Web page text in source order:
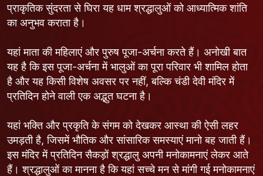
प्राकृतिक सुंदरता से घिरा यह धाम श्रद्धालुओं को आध्यात्मिक शांति
का अनुभव कराता है।
यहां माता की महिलाएं और पुरुष पूजा-अर्चना करते हैं। अनोखी बात
यह है कि इस पूजा-अर्चना में भालुओं का पूरा परिवार भी शामिल होता
है और यह किसी विशेष अवसर पर नहीं, बल्कि चंडी देवी मंदिर में
प्रतिदिन होने वाली एक अद्भुत घटना है।
यहां भक्ति और प्रकृति के संगम को देखकर आस्था की ऐसी लहर
उमड़ती है, जिसमें भौतिक और सांसारिक समस्याएं मानो बह जाती हैं।
इस मंदिर में प्रतिदिन सैकड़ों श्रद्धालु अपनी मनोकामनाएं लेकर आते
हैं। श्रद्धालुओं का मानना है कि यहां सच्चे मन से मांगी गई मनोकामनाएं